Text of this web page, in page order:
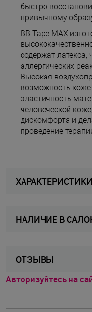
быстро
привычному
BB Tape MAX
содержат латекса,
аллергических
Высокая
возможность
эластичность
человеческой
дискомфорта и
проведение
ХАРАКТЕРИСТИКИ
Артикул
Вид изделия
НАЛИЧИЕ В
ОТЗЫВЫ
Авторизуйтесь на